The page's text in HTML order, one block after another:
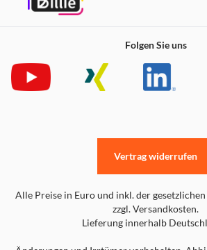
Folgen Sie uns
Alle Preise in Euro und inkl. der
zzgl. Versandkosten.
Lieferung innerhalb
Vertrag widerrufen